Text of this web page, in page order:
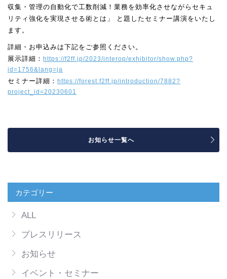
収集・管理の自動化で工数削減！業務を効率化させながらセキュ
リティ強化を実現させる術とは」 と題したセミナー講演をいたし
ます。
詳細・お申込みは下記をご参照ください。
展示詳細： https://f2ff.jp/2023/interop/exhibitor/show.php?
id=1756&lang=ja
セミナー詳細： https://forest.f2ff.jp/introduction/7882?
project_id=20230601
お知らせ一覧へ
カテゴリー
ALL
プレスリリース
お知らせ
イベント・セミナー